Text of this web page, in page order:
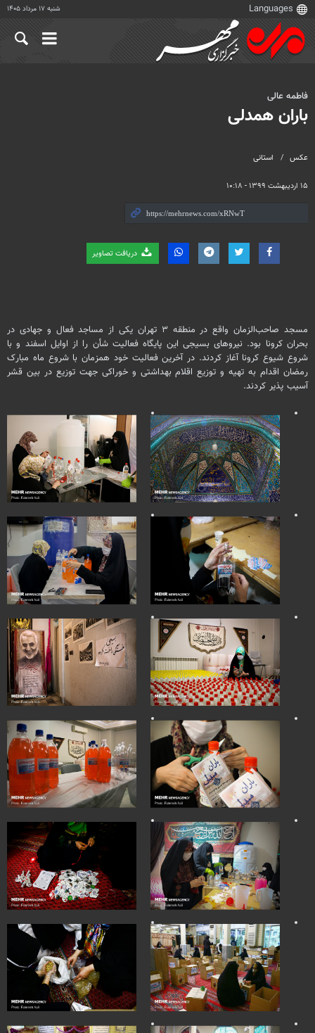
شنبه ۱۷ مرداد ۱۴۰۵
عکس استانی
۱۵ اردیبهشت ۱۳۹۹ - ۱۰:۱۸
دریافت تصاویر
فاطمه عالی
باران همدلی
مسجد صاحب‌الزمان واقع در منطقه ۳ تهران یکی از مساجد فعال و جهادی در
بحرانکرونا بود. نیروهای بسیجی این پایگاه فعالیتشأن را از اوایل اسفند و با
شروع شیوع کرونا آغاز کردند. در آخرین فعالیت خود همزمان با شروع ماه مبارک
رمضان اقدام به تهیه و توزیع اقلام بهداشتی و خوراکی جهت توزیع در بین قشر
آسیب پذیر کردند.